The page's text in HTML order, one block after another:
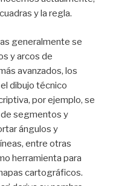
y la regla.
generalmente se
y arcos de
avanzados, los
dibujo técnico
por ejemplo, se
segmentos y
ángulos y
entre otras
herramienta para
cartográficos.